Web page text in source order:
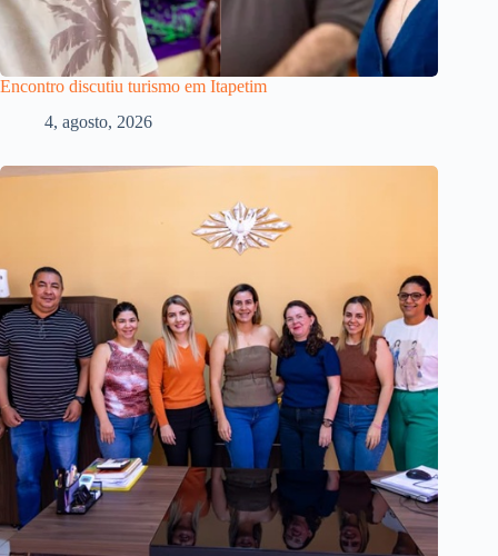
Encontro discutiu turismo em Itapetim
4, agosto, 2026